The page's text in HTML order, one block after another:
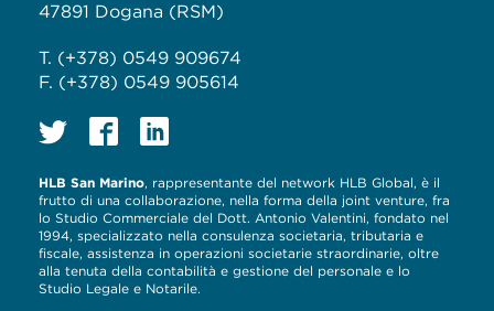
47891 Dogana (RSM)
T. (+378) 0549 909674
F. (+378) 0549 905614
HLB San Marino, rappresentante del network HLB Global, è il
frutto di una collaborazione, nella forma della joint venture, fra
lo Studio Commerciale del Dott. Antonio Valentini, fondato nel
1994, specializzato nella consulenza societaria, tributaria e
fiscale, assistenza in operazioni societarie straordinarie, oltre
alla tenuta della contabilità e gestione del personale e lo
Studio Legale e Notarile.